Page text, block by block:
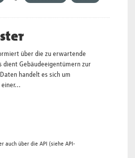
über die zu erwartende
dient Gebäudeeigentümern zur
handelt es sich um
einer...
auch über die API (siehe API-